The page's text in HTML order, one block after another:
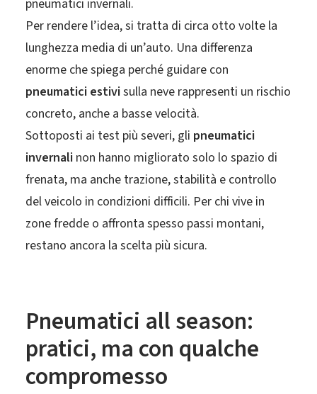
pneumatici invernali.
Per rendere l’idea, si tratta di circa otto volte la
lunghezza media di un’auto. Una differenza
enorme che spiega perché guidare con
pneumatici estivisulla neve rappresenti un rischio
concreto, anche a basse velocità.
Sottoposti ai test più severi, gli pneumatici
invernali non hanno migliorato solo lo spazio di
frenata, ma anche trazione, stabilità e controllo
del veicolo in condizioni difficili. Per chi vive in
zone fredde o affronta spesso passi montani,
restano ancora la scelta più sicura.
Pneumatici all season:
pratici, ma con qualche
compromesso